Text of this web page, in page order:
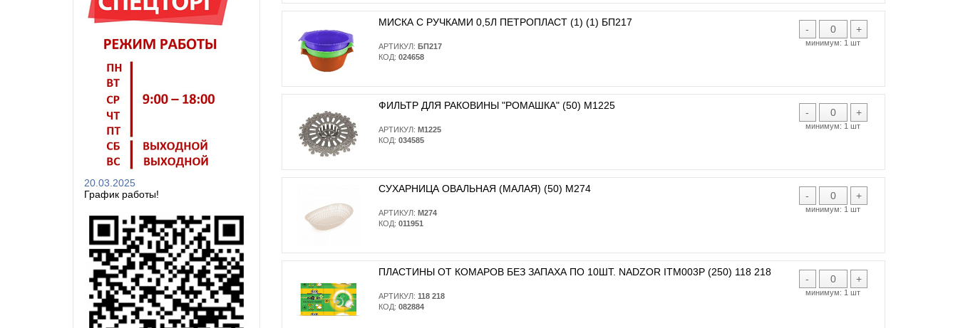
20.03.2025
График работы!
- +
минимум: 1 шт
МИСКА С РУЧКАМИ 0,5Л ПЕТРОПЛАСТ (1) (1) БП217
АРТИКУЛ: БП217
КОД: 024658
- +
минимум: 1 шт
ФИЛЬТР ДЛЯ РАКОВИНЫ "РОМАШКА" (50) М1225
АРТИКУЛ: М1225
КОД: 034585
- +
минимум: 1 шт
СУХАРНИЦА ОВАЛЬНАЯ (МАЛАЯ) (50) М274
АРТИКУЛ: М274
КОД: 011951
- +
минимум: 1 шт
ПЛАСТИНЫ ОТ КОМАРОВ БЕЗ ЗАПАХА ПО 10ШТ. NADZOR ITM003P (250) 118 218
АРТИКУЛ: 118 218
КОД: 082884